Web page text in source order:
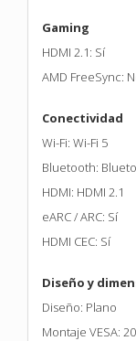
Gaming
HDMI 2.1: Sí
AMD FreeSync:
Conectividad
Wi-Fi: Wi-Fi 5
Bluetooth:
HDMI: HDMI 2.1
eARC / ARC: Sí
HDMI CEC: Sí
Diseño y
Diseño: Plano
Montaje VESA: